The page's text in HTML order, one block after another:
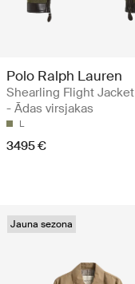
Polo Ralph Lauren
Shearling Flight Jacket
- Ādas virsjakas
L
3495 €
Jauna sezona